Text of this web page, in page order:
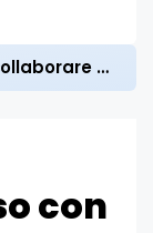
Perché uno psicologo ha scelto di collaborare con Apprendisti Seduttori
con